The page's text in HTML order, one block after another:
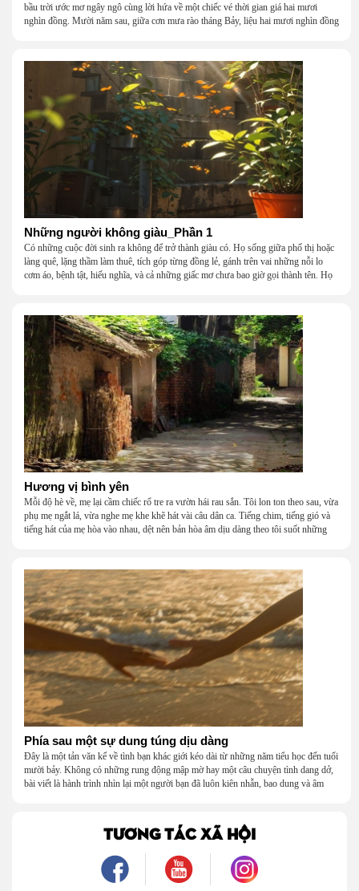
bầu trời ước mơ ngây ngô cùng lời hứa về một chiếc vé thời gian giá hai mươi
nghìn đồng. Mười năm sau, giữa cơn mưa rào tháng Bảy, liệu hai mươi nghìn đồng
Những người không giàu_Phần 1
Có những cuộc đời sinh ra không để trở thành giàu có. Họ sống giữa phố thị hoặc
làng quê, lặng thầm làm thuê, tích góp từng đồng lẻ, gánh trên vai những nỗi lo
cơm áo, bệnh tật, hiếu nghĩa, và cả những giấc mơ chưa bao giờ gọi thành tên. Họ
một mái nhà bằng lòng thương, bằng sự nhẫn nại và một niềm tin cũ kỹ rằng: dẫu
nghèo đến đâu, cũng còn có nhau để quay về.
Hương vị bình yên
Mỗi độ hè về, mẹ lại cầm chiếc rổ tre ra vườn hái rau sắn. Tôi lon ton theo sau, vừa
phụ mẹ ngắt lá, vừa nghe mẹ khe khẽ hát vài câu dân ca. Tiếng chim, tiếng gió và
tiếng hát của mẹ hòa vào nhau, dệt nên bản hòa âm dịu dàng theo tôi suốt những
Phía sau một sự dung túng dịu dàng
Đây là một tản văn kể về tình bạn khác giới kéo dài từ những năm tiểu học đến tuổi
mười bảy. Không có những rung động mập mờ hay một câu chuyện tình dang dở,
bài viết là hành trình nhìn lại một người bạn đã luôn kiên nhẫn, bao dung và âm
là một mối tình, mà là một người luôn cho tôi quyền được là chính mình.
TƯƠNG TÁC XÃ HỘI